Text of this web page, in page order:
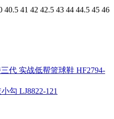
40.5 41 42 42.5 43 44 44.5 45 46
代 实战低帮篮球鞋 HF2794-
勾 LJ8822-121